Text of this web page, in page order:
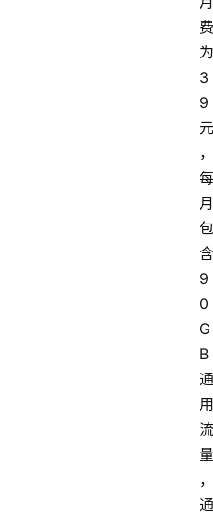
费
为
3
9
元
，
每
月
包
含
9
0
G
B
通
用
流
量
，
通